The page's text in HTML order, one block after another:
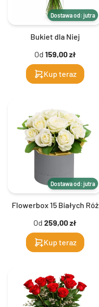
Dostawa od: jutra
Bukiet dla Niej
Od 159,00 zł
Kup teraz
Dostawa od: jutra
Flowerbox 15 Białych Róż
Od 259,00 zł
Kup teraz